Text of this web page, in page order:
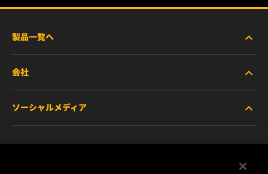
製品一覧へ
商用車および建機・農機・産業用途車両
乗用車および小型トラック
特殊用途向けフィルター
会社
WIXについて
リソース
ソーシャルメディア